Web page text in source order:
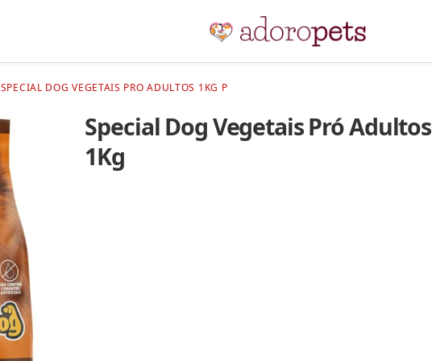
SPECIAL DOG VEGETAIS PRO ADULTOS 1KG P
Special Dog Vegetais Pró Adultos
1Kg